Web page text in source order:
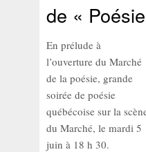
de «
En prélude à
l’ouverture du Marché
de la poésie, grande
soirée de poésie
québécoise sur la
du Marché, le mardi 5
juin à 18 h 30.